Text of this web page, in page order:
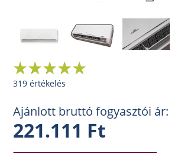
319 értékelés
Ajánlott bruttó fogyasztói ár:
221.111 Ft